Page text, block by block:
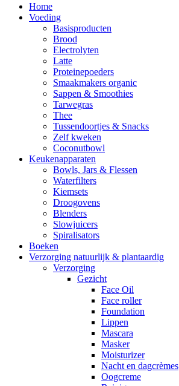
Home
Voeding
Basisproducten
Brood
Electrolyten
Latte
Proteinepoeders
Smaakmakers organic
Sappen & Smoothies
Tarwegras
Thee
Tussendoortjes & Snacks
Zelf kweken
Coconutbowl
Keukenapparaten
Bowls, Jars & Flessen
Waterfilters
Kiemsets
Droogovens
Blenders
Slowjuicers
Spiralisators
Boeken
Verzorging natuurlijk & plantaardig
Verzorging
Gezicht
Face Oil
Face roller
Foundation
Lippen
Mascara
Masker
Moisturizer
Nacht en dagcrèmes
Oogcreme